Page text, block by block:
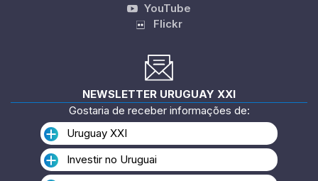
YouTube
Flickr
NEWSLETTER URUGUAY XXI
Gostaria de receber informações de:
Uruguay XXI
Investir no Uruguai